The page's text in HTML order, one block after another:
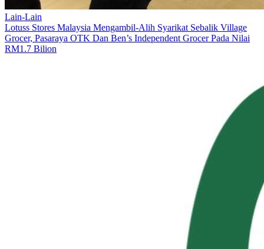
Lain-Lain
Lotuss Stores Malaysia Mengambil-Alih Syarikat Sebalik Village
Grocer, Pasaraya OTK Dan Ben’s Independent Grocer Pada Nilai
RM1.7 Bilion